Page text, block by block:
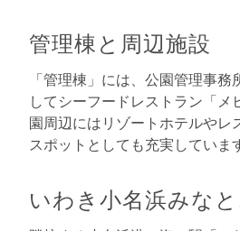
管理棟と周辺施設
「管理棟」には、公園管理事
してシーフードレストラン「メ
園周辺にはリゾートホテルやレ
スポットとしても充実していま
いわき小名浜みな